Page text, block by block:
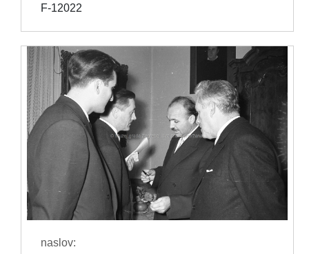
F-12022
naslov: